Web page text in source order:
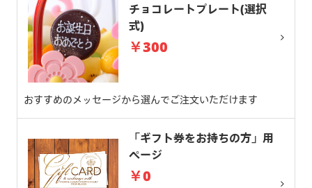
チョコレートプレート(選択
式)
￥300
おすすめのメッセージから選んでご注文いただけます
「ギフト券をお持ちの方」用
ページ
￥0